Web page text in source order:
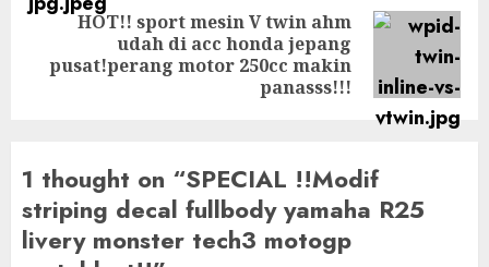
post:
HOT!! sport mesin V twin ahm
udah di acc honda jepang
pusat!perang motor 250cc makin
panasss!!!
1 thought on “SPECIAL !!Modif
striping decal fullbody yamaha R25
livery monster tech3 motogp